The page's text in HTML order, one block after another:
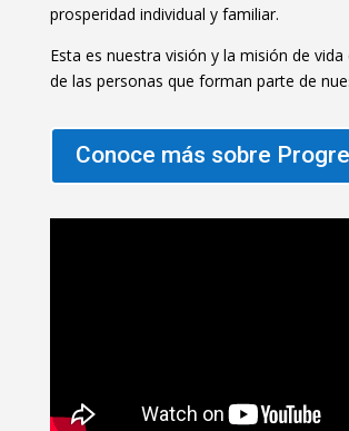
prosperidad individual y familiar.
Esta es nuestra visión y la misión de vida
de las personas que forman parte de
Conoce más sobre